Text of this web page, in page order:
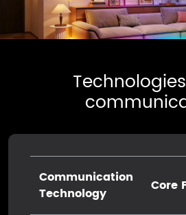
Communication
Technology
Core